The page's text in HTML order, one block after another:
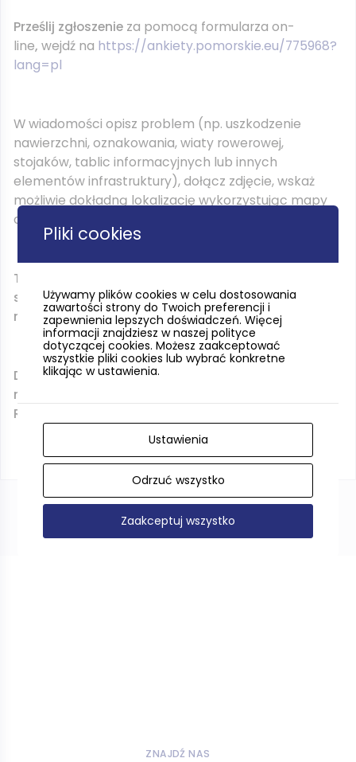
Prześlij zgłoszenie za pomocą formularza on-
line, wejdź na https://ankiety.pomorskie.eu/775968?
lang=pl
W wiadomości opisz problem (np. uszkodzenie
nawierzchni, oznakowania, wiaty rowerowej,
stojaków, tablic informacyjnych lub innych
elementów infrastruktury), dołącz zdjęcie, wskaż
możliwie dokładną lokalizację wykorzystując mapy
on-line
Twoja informacja pozwoli nam szybciej przekazać
sprawę do właściwego zarządcy i podjąć działania
naprawcze.
Dziękujemy za współpracę i zaangażowanie w
rozwój oraz utrzymanie Pomorskich Tras
Rowerowych.
ZNAJDŹ NAS
Pliki cookies
Używamy plików cookies w celu dostosowania
zawartości strony do Twoich preferencji i
zapewnienia lepszych doświadczeń. Więcej
informacji znajdziesz w naszej polityce
dotyczącej cookies. Możesz zaakceptować
wszystkie pliki cookies lub wybrać konkretne
klikając w ustawienia.
Ustawienia
Odrzuć wszystko
Zaakceptuj wszystko